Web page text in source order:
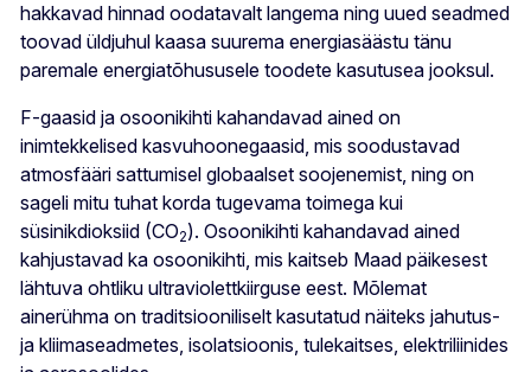
hakkavad hinnad oodatavalt langema ning uued seadmed
toovad üldjuhul kaasa suurema energiasäästu tänu
paremale energiatõhususele toodete kasutusea jooksul.
F-gaasid ja osoonikihti kahandavad ained on
inimtekkelised kasvuhoonegaasid, mis soodustavad
atmosfääri sattumisel globaalset soojenemist, ning on
sageli mitu tuhat korda tugevama toimega kui
süsinikdioksiid (CO2). Osoonikihti kahandavad ained
kahjustavad ka osoonikihti, mis kaitseb Maad päikesest
lähtuva ohtliku ultraviolettkiirguse eest. Mõlemat
ainerühma on traditsiooniliselt kasutatud näiteks jahutus-
ja kliimaseadmetes, isolatsioonis, tulekaitses, elektriliinides